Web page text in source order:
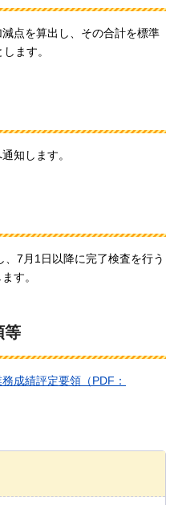
点を算出し、その合計を標準
ます。
知します。
7月1日以降に完了検査を行う
す。
等
成績評定要領（PDF：